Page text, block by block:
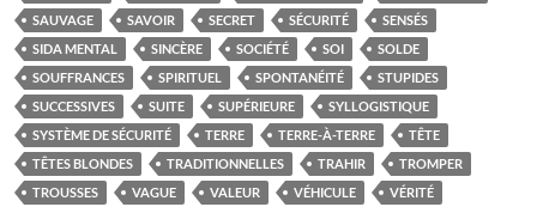
SAUVAGE
SAVOIR SECRET SÉCURITÉ
SENSÉS
SIDA MENTAL
SINCÈRE SOCIÉTÉ SOI
SOLDE
SOUFFRANCES
SPIRITUEL SPONTANÉITÉ
STUPIDES
SUCCESSIVES
SUITE SUPÉRIEURE
SYLLOGISTIQUE
SYSTÈME DE SÉCURITÉ
TERRE TERRE-À-TERRE
TÊTE
TÊTES BLONDES
TRADITIONNELLES TRAHIR
TROMPER
TROUSSES
VAGUE VALEUR VÉHICULE
VÉRITÉ